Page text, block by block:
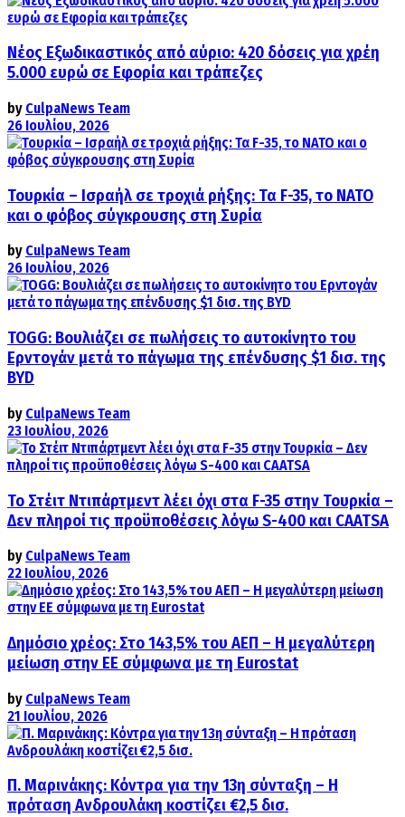
Νέος Εξωδικαστικός από αύριο: 420 δόσεις για χρέη
5.000 ευρώ σε Εφορία και τράπεζες
by CulpaNews Team
26 Ιουλίου, 2026
Τουρκία – Ισραήλ σε τροχιά ρήξης: Τα F-35, το ΝΑΤΟ
και ο φόβος σύγκρουσης στη Συρία
by CulpaNews Team
26 Ιουλίου, 2026
TOGG: Βουλιάζει σε πωλήσεις το αυτοκίνητο του
Ερντογάν μετά το πάγωμα της επένδυσης $1 δισ. της
BYD
by CulpaNews Team
23 Ιουλίου, 2026
Το Στέιτ Ντιπάρτμεντ λέει όχι στα F-35 στην Τουρκία –
Δεν πληροί τις προϋποθέσεις λόγω S-400 και CAATSA
by CulpaNews Team
22 Ιουλίου, 2026
Δημόσιο χρέος: Στο 143,5% του ΑΕΠ – Η μεγαλύτερη
μείωση στην ΕΕ σύμφωνα με τη Eurostat
by CulpaNews Team
21 Ιουλίου, 2026
Π. Μαρινάκης: Κόντρα για την 13η σύνταξη – Η
πρόταση Ανδρουλάκη κοστίζει €2,5 δισ.